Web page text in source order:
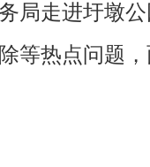
局走进圩墩
等热点问题